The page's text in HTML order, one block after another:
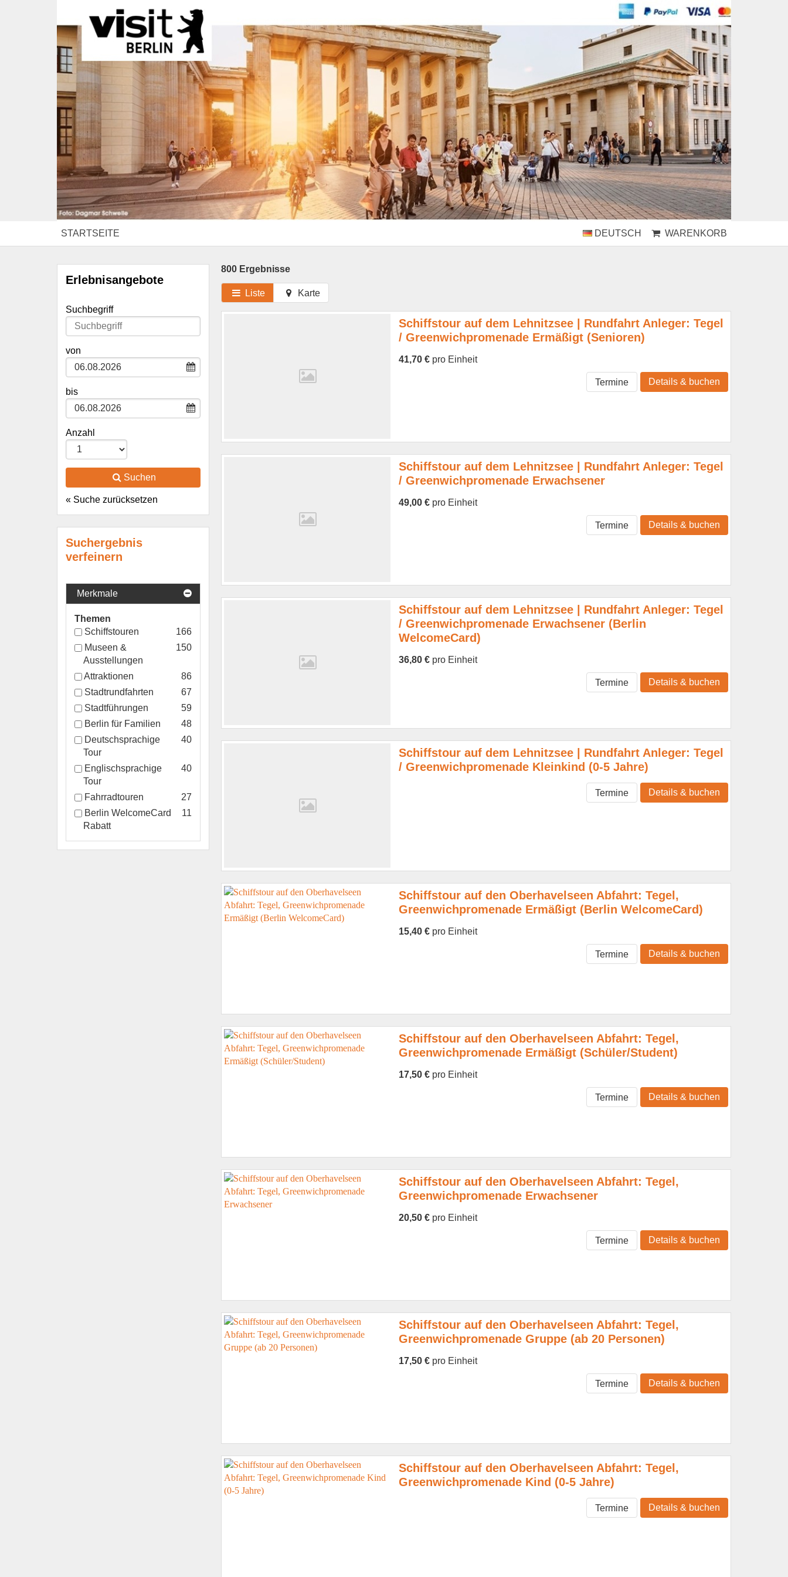
DEUTSCH WARENKORB
STARTSEITE
800 Ergebnisse
Liste Karte
Schiffstour auf dem Lehnitzsee | Rundfahrt Anleger: Tegel
/ Greenwichpromenade Ermäßigt (Senioren)
41,70 € pro Einheit
Details & buchen
Termine
Schiffstour auf dem Lehnitzsee | Rundfahrt Anleger: Tegel
/ Greenwichpromenade Erwachsener
49,00 € pro Einheit
Details & buchen
Termine
Schiffstour auf dem Lehnitzsee | Rundfahrt Anleger: Tegel
/ Greenwichpromenade Erwachsener (Berlin
WelcomeCard)
36,80 € pro Einheit
Details & buchen
Termine
Schiffstour auf dem Lehnitzsee | Rundfahrt Anleger: Tegel
/ Greenwichpromenade Kleinkind (0-5 Jahre)
Details & buchen
Termine
Schiffstour auf den Oberhavelseen Abfahrt: Tegel,
Greenwichpromenade Ermäßigt (Berlin WelcomeCard)
15,40 € pro Einheit
Details & buchen
Termine
Schiffstour auf den Oberhavelseen Abfahrt: Tegel,
Greenwichpromenade Ermäßigt (Schüler/Student)
17,50 € pro Einheit
Details & buchen
Termine
Schiffstour auf den Oberhavelseen Abfahrt: Tegel,
Greenwichpromenade Erwachsener
20,50 € pro Einheit
Details & buchen
Termine
Schiffstour auf den Oberhavelseen Abfahrt: Tegel,
Greenwichpromenade Gruppe (ab 20 Personen)
17,50 € pro Einheit
Details & buchen
Termine
Schiffstour auf den Oberhavelseen Abfahrt: Tegel,
Greenwichpromenade Kind (0-5 Jahre)
Details & buchen
Termine
Erlebnisangebote
Suchbegriff
von
bis
Anzahl
Suchen
« Suche zurücksetzen
Suchergebnis
verfeinern
Merkmale
Themen
166
Schiffstouren
150
Museen &
Ausstellungen
86
Attraktionen
67
Stadtrundfahrten
59
Stadtführungen
48
Berlin für Familien
40
Deutschsprachige
Tour
40
Englischsprachige
Tour
27
Fahrradtouren
11
Berlin WelcomeCard
Rabatt